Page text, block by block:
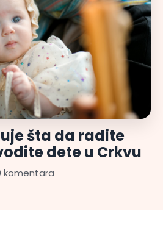
šta da radite
dete u Crkvu
komentara